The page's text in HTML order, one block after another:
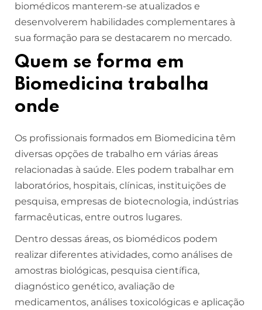
biomédicos manterem-se atualizados e
desenvolverem habilidades complementares à
sua formação para se destacarem no mercado.
Quem se forma em
Biomedicina trabalha
onde
Os profissionais formados em Biomedicina têm
diversas opções de trabalho em várias áreas
relacionadas à saúde. Eles podem trabalhar em
laboratórios, hospitais, clínicas, instituições de
pesquisa, empresas de biotecnologia, indústrias
farmacêuticas, entre outros lugares.
Dentro dessas áreas, os biomédicos podem
realizar diferentes atividades, como análises de
amostras biológicas, pesquisa científica,
diagnóstico genético, avaliação de
medicamentos, análises toxicológicas e aplicação